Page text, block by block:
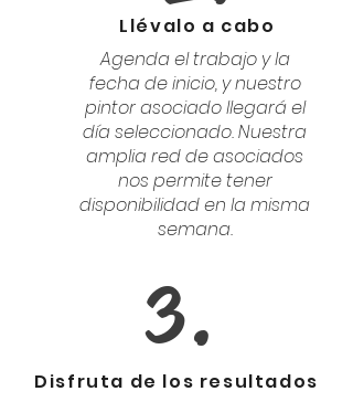
Llévalo a cabo
Agenda el trabajo y la
fecha de inicio, y nuestro
pintor asociado llegará el
día seleccionado. Nuestra
amplia red de asociados
nos permite tener
disponibilidad en la misma
semana.
3.
Disfruta de los resultados